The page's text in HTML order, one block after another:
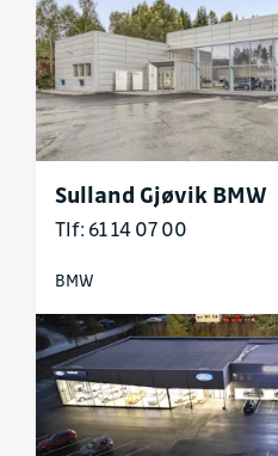
Sulland Gjøvik BMW
Tlf: 61 14 07 00
BMW